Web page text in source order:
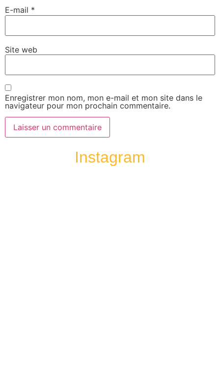
E-mail *
Site web
Enregistrer mon nom, mon e-mail et mon site dans le
navigateur pour mon prochain commentaire.
Instagram